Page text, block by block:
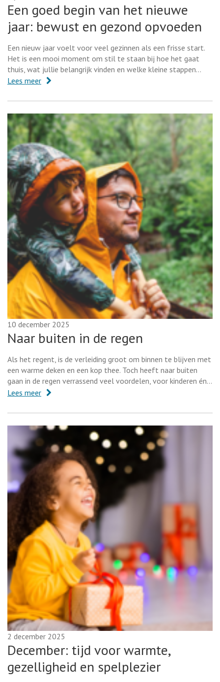
Een goed begin van het nieuwe
jaar: bewust en gezond opvoeden
Een nieuw jaar voelt voor veel gezinnen als een frisse start.
Het is een mooi moment om stil te staan bij hoe het gaat
thuis, wat jullie belangrijk vinden en welke kleine stappen…
Lees meer
Naar buiten in de regen
10 december 2025
Als het regent, is de verleiding groot om binnen te blijven met
een warme deken en een kop thee. Toch heeft naar buiten
gaan in de regen verrassend veel voordelen, voor kinderen én…
Lees meer
December: tijd voor warmte,
gezelligheid en spelplezier
2 december 2025